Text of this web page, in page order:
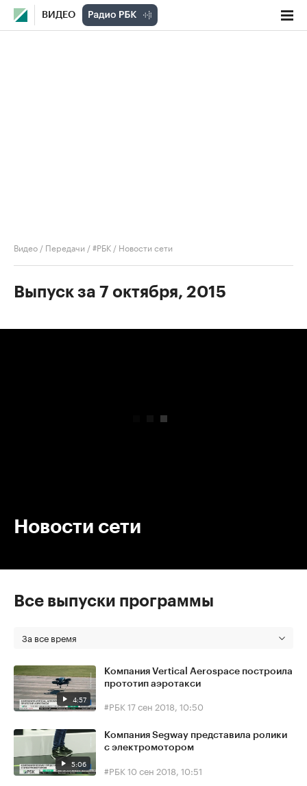
ВИДЕО
Видео / Передачи /#РБК / Новости сети
Выпуск за 7 октября, 2015
Новости сети
Все выпуски программы
За все время
4:57
Компания Vertical Aerospace построила
прототип аэротакси
#РБК17 сен 2018, 10:50
5:06
Компания Segway представила ролики
с электромотором
#РБК10 сен 2018, 10:51